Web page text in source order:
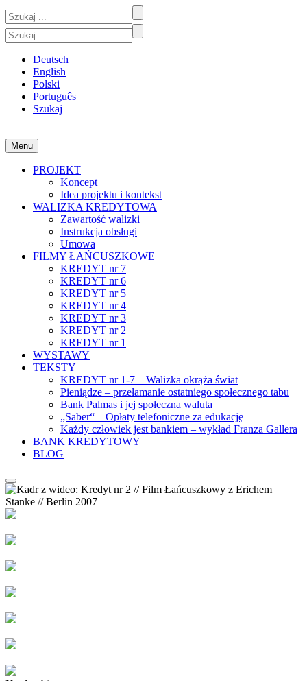
Przejdź
do
treści
Szukaj:
Szukaj:
Deutsch
English
Polski
Português
Szukaj
KREDYT nr 1-7
Partycypacyjny projekt wideo między sztuką a ekonomią
Menu
PROJEKT
Koncept
Idea projektu i kontekst
WALIZKA KREDYTOWA
Zawartość walizki
Instrukcja obsługi
Umowa
FILMY ŁAŃCUSZKOWE
KREDYT nr 7
KREDYT nr 6
KREDYT nr 5
KREDYT nr 4
KREDYT nr 3
KREDYT nr 2
KREDYT nr 1
WYSTAWY
TEKSTY
KREDYT nr 1-7 – Walizka okrąża świat
Pieniądze – przełamanie ostatniego społecznego tabu
Bank Palmas i jej społeczna waluta
„Saber“ – Opłaty telefoniczne za edukację
Każdy człowiek jest bankiem – wykład Franza Gallera
BANK KREDYTOWY
BLOG
Suche